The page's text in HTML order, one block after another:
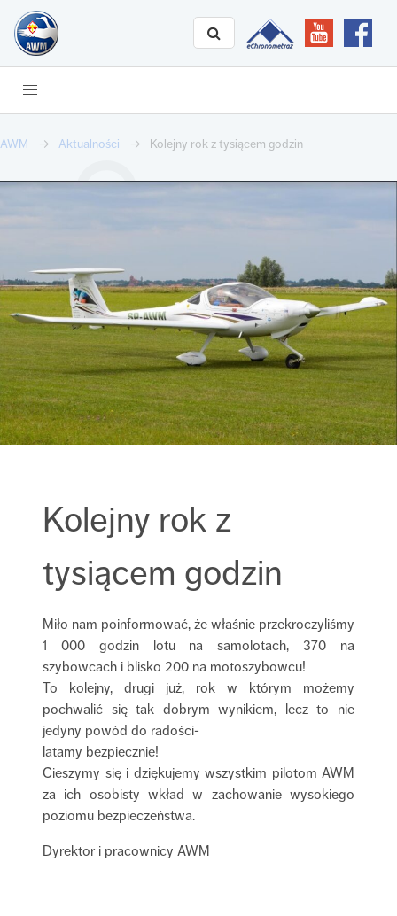
AWM Aktualności Kolejny rok z tysiącem godzin
Kolejny rok z
tysiącem godzin
Miło nam poinformować, że właśnie przekroczyliśmy
1 000 godzin lotu na samolotach, 370 na
szybowcach i blisko 200 na motoszybowcu!
To kolejny, drugi już, rok w którym możemy
pochwalić się tak dobrym wynikiem, lecz to nie
jedyny powód do radości-
latamy bezpiecznie!
Cieszymy się i dziękujemy wszystkim pilotom AWM
za ich osobisty wkład w zachowanie wysokiego
poziomu bezpieczeństwa.
Dyrektor i pracownicy AWM